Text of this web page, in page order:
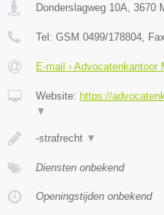
Donderslagweg 10A 3670
Tel: GSM 0499/178804 ,
E-mail › Advocatenkantoor
Website: https://
▼
-strafrecht ▼
Diensten onbekend
Openingstijden onbekend